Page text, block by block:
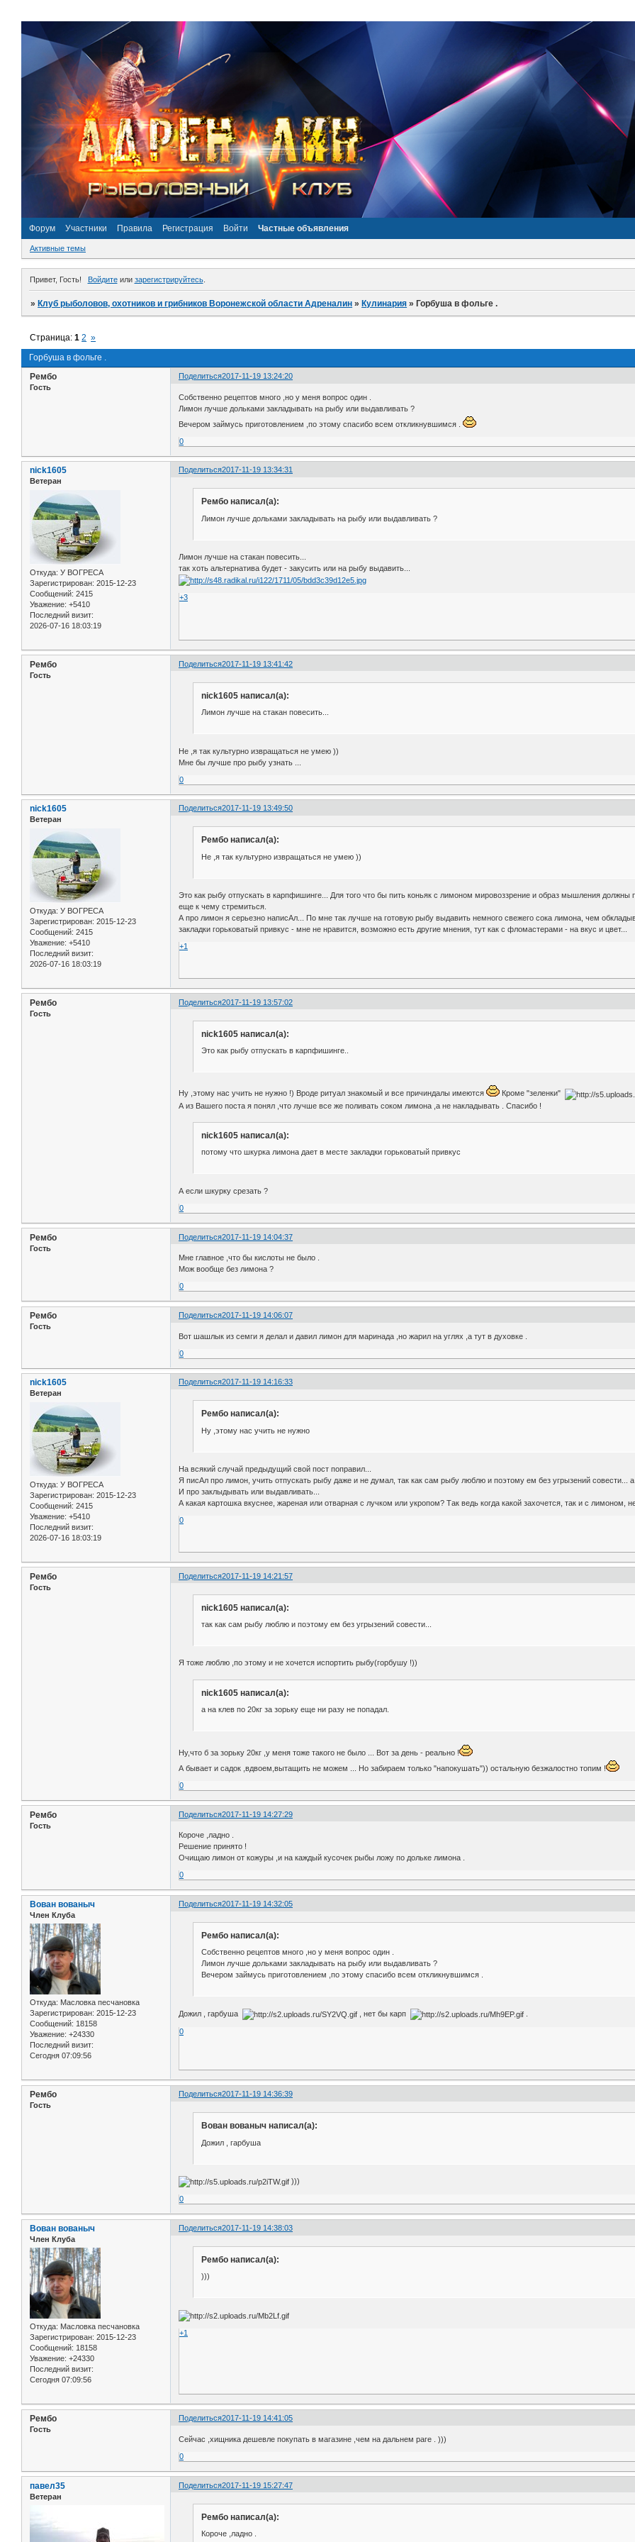
Форум Участники Правила Регистрация Войти Частные объявления
Активные темы
Привет, Гость! Войдитеили зарегистрируйтесь.
» Клуб рыболовов, охотников и грибников Воронежской области Адреналин » Кулинария » Горбуша в фольге .
Горбуша в фольге .
Страница:1 2 »
Поделиться2017-11-19 13:24:20
Рембо
Гость
Собственно рецептов много ,но у меня вопрос один .
Лимон лучше дольками закладывать на рыбу или выдавливать ?
Вечером займусь приготовлением ,по этому спасибо всем откликнувшимся .
0
Поделиться2017-11-19 13:34:31
nick1605
Ветеран
Откуда: У ВОГРЕСА
Зарегистрирован: 2015-12-23
Сообщений: 2415
Уважение: +5410
Последний визит:
2026-07-16 18:03:19
Рембо написал(а):
Лимон лучше дольками закладывать на рыбу или выдавливать ?
Лимон лучше на стакан повесить...
так хоть альтернатива будет - закусить или на рыбу выдавить...
+3
Поделиться2017-11-19 13:41:42
Рембо
Гость
nick1605 написал(а):
Лимон лучше на стакан повесить...
Не ,я так культурно извращаться не умею ))
Мне бы лучше про рыбу узнать ...
0
Поделиться2017-11-19 13:49:50
nick1605
Ветеран
Откуда: У ВОГРЕСА
Зарегистрирован: 2015-12-23
Сообщений: 2415
Уважение: +5410
Последний визит:
2026-07-16 18:03:19
Рембо написал(а):
Не ,я так культурно извращаться не умею ))
Это как рыбу отпускать в карпфишинге... Для того что бы пить коньяк с лимоном мировоззрение и образ мышления
еще к чему стремиться.
А про лимон я серьезно написАл... По мне так лучше на готовую рыбу выдавить немного свежего сока лимона, чем
закладки горьковатый привкус - мне не нравится, возможно есть другие мнения, тут как с фломастерами - на вкус и цвет...
+1
Поделиться2017-11-19 13:57:02
Рембо
Гость
nick1605 написал(а):
Это как рыбу отпускать в карпфишинге..
Ну ,этому нас учить не нужно !) Вроде ритуал знакомый и все причиндалы имеются
Кроме "зеленки"
А из Вашего поста я понял ,что лучше все же поливать соком лимона ,а не накладывать . Спасибо !
nick1605 написал(а):
потому что шкурка лимона дает в месте закладки горьковатый привкус
А если шкурку срезать ?
0
Поделиться2017-11-19 14:04:37
Рембо
Гость
Мне главное ,что бы кислоты не было .
Мож вообще без лимона ?
0
Поделиться2017-11-19 14:06:07
Рембо
Гость
Вот шашлык из семги я делал и давил лимон для маринада ,но жарил на углях ,а тут в духовке .
0
Поделиться2017-11-19 14:16:33
nick1605
Ветеран
Откуда: У ВОГРЕСА
Зарегистрирован: 2015-12-23
Сообщений: 2415
Уважение: +5410
Последний визит:
2026-07-16 18:03:19
Рембо написал(а):
Ну ,этому нас учить не нужно
На всякий случай предыдущий свой пост поправил...
Я писАл про лимон, учить отпускать рыбу даже и не думал, так как сам рыбу люблю и поэтому ем без угрызений совести...
И про заклыдывать или выдавливать...
А какая картошка вкуснее, жареная или отварная с лучком или укропом? Так ведь когда какой захочется, так и с
0
Поделиться2017-11-19 14:21:57
Рембо
Гость
nick1605 написал(а):
так как сам рыбу люблю и поэтому ем без угрызений совести...
Я тоже люблю ,по этому и не хочется испортить рыбу(горбушу !))
nick1605 написал(а):
а на клев по 20кг за зорьку еще ни разу не попадал.
Ну,что б за зорьку 20кг ,у меня тоже такого не было ... Вот за день - реально !
А бывает и садок ,вдвоем,вытащить не можем ... Но забираем только "напокушать")) остальную безжалостно топим !
0
Поделиться2017-11-19 14:27:29
Рембо
Гость
Короче ,ладно .
Решение принято !
Очищаю лимон от кожуры ,и на каждый кусочек рыбы ложу по дольке лимона .
0
Поделиться2017-11-19 14:32:05
Вован вованыч
Член Клуба
Откуда: Масловка песчановка
Зарегистрирован: 2015-12-23
Сообщений: 18158
Уважение: +24330
Последний визит:
Сегодня 07:09:56
Рембо написал(а):
Собственно рецептов много ,но у меня вопрос один .
Лимон лучше дольками закладывать на рыбу или выдавливать ?
Вечером займусь приготовлением ,по этому спасибо всем откликнувшимся .
Дожил , гарбуша , нет бы карп
0
Поделиться2017-11-19 14:36:39
Рембо
Гость
Вован вованыч написал(а):
Дожил , гарбуша
)))
0
Поделиться2017-11-19 14:38:03
Вован вованыч
Член Клуба
Откуда: Масловка песчановка
Зарегистрирован: 2015-12-23
Сообщений: 18158
Уважение: +24330
Последний визит:
Сегодня 07:09:56
Рембо написал(а):
)))
+1
Поделиться2017-11-19 14:41:05
Рембо
Гость
Сейчас ,хищника дешевле покупать в магазине ,чем на дальнем раге . )))
0
Поделиться2017-11-19 15:27:47
павел35
Ветеран
Рембо написал(а):
Короче ,ладно .